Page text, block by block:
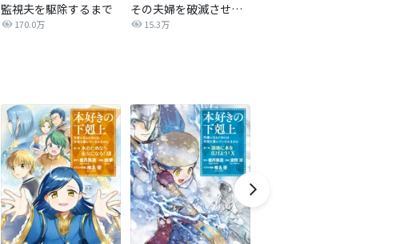
監視夫を駆除するまで
170.0万
その夫婦を破滅させるまで
15.3万